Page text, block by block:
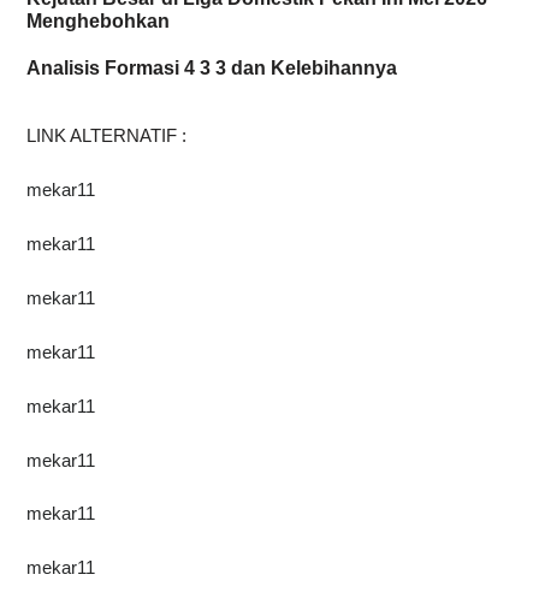
Menghebohkan
Analisis Formasi 4 3 3 dan Kelebihannya
LINK ALTERNATIF :
mekar11
mekar11
mekar11
mekar11
mekar11
mekar11
mekar11
mekar11